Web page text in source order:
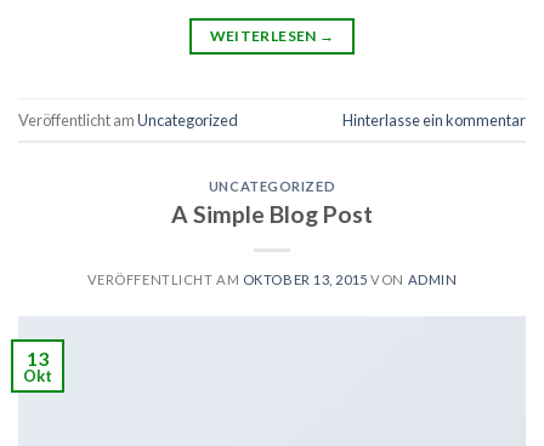
WEITERLESEN →
Veröffentlicht amUncategorized Hinterlasse ein kommentar
UNCATEGORIZED
A Simple Blog Post
VERÖFFENTLICHT AM OKTOBER 13, 2015 VON ADMIN
13
Okt